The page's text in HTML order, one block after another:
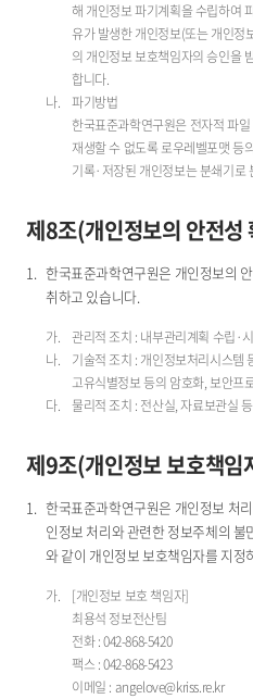
해 개인정보 파기계획을 수립하여
유가 발생한 개인정보(또는 개인정
의 개인정보 보호책임자의 승인을
합니다.
파기방법
한국표준과학연구원은 전자적 파
재생할 수 없도록 로우레벨포맷 등
기록·저장된 개인정보는 분쇄기로
제8조(개인정보의 안전성
한국표준과학연구원은 개인정보의
취하고 있습니다.
관리적 조치 : 내부관리계획 수립·
기술적 조치 : 개인정보처리시스템
고유식별정보 등의 암호화, 보안프
물리적 조치 : 전산실, 자료보관실
제9조(개인정보 보호책임
한국표준과학연구원은 개인정보 처
인정보 처리와 관련한 정보주체의
와 같이 개인정보 보호책임자를 지정
[개인정보 보호 책임자]
최용석 정보전산팀
전화 : 042-868-5420
팩스 : 042-868-5423
이메일 : angelove@kriss.re.kr